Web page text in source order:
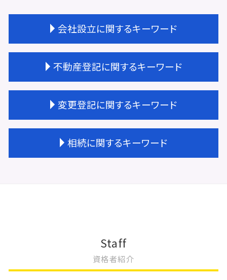
会社設立に関するキーワード
会社設立 法人
天王寺区 会社設立
会社設立 流れ 期間
会社設立 大阪市
登記完了 期間
会社設立 サポート
会社設立 スケジュール
会社設立 流れ 資本金
会社設立 メリット
不動産登記に関するキーワード
不動産登記 相続
不動産登記 抵当権抹消
不動産登記 金額
不動産登記 住所変更 必要
不動産登記 権利者
不動産登記 権利者 義務者
変更登記に関するキーワード
法人登記 住所変更
法人登記 変更 期間
一般社団法人 変更登記 費用
変更登記 費用 相場
法人 変更登記 費用
相続に関するキーワード
相続 手続き 自分で
Staff
資格者紹介